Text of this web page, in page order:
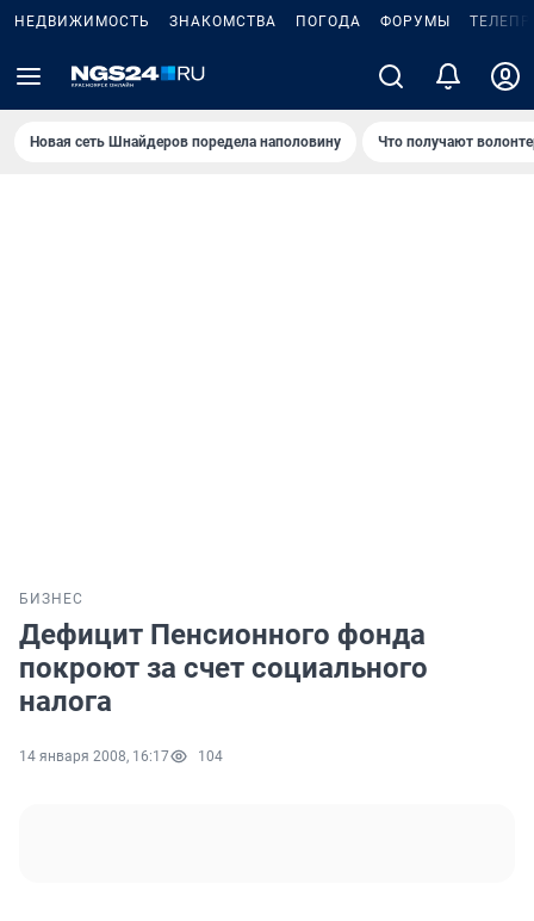
НЕДВИЖИМОСТЬ ЗНАКОМСТВА ПОГОДА ФОРУМЫ
Новая сеть Шнайдеров поредела наполовину Что получают
БИЗНЕС
Дефицит Пенсионного фонда
покроют за счет социального
налога
14 января 2008, 16:17 104